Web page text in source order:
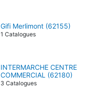
Gifi Merlimont (62155)
1 Catalogues
INTERMARCHE CENTRE
COMMERCIAL (62180)
3 Catalogues